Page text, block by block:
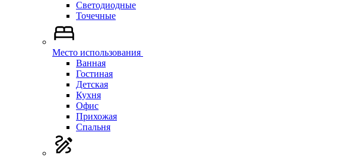
Светодиодные
Точечные
Место использования
Ванная
Гостиная
Детская
Кухня
Офис
Прихожая
Спальня